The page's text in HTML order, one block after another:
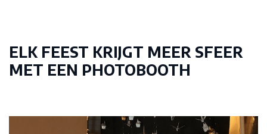
ELK FEEST KRIJGT MEER SFEER
MET EEN PHOTOBOOTH